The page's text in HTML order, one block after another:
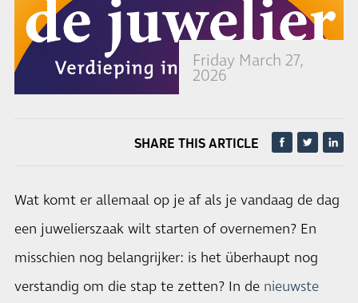
Friday March 27,
2026
SHARE THIS ARTICLE
Wat komt er allemaal op je af als je vandaag de dag
een juwelierszaak wilt starten of overnemen? En
misschien nog belangrijker: is het überhaupt nog
verstandig om die stap te zetten? In de nieuwste